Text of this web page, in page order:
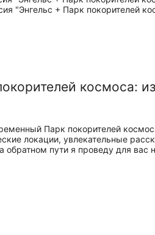
космоса:
Парк покорителей
локации, увлекательные
обратном пути я проведу для